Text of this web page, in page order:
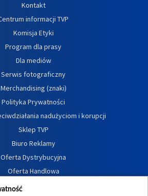
Kontakt
informacji TVP
Komisja Etyki
Program dla prasy
Dla mediów
Serwis fotograficzny
Merchandising (znaki)
Polityka Prywatności
nadużyciom i korupcji
Sklep TVP
Biuro Reklamy
Oferta Dystrybucyjna
Oferta Handlowa
Dostępność